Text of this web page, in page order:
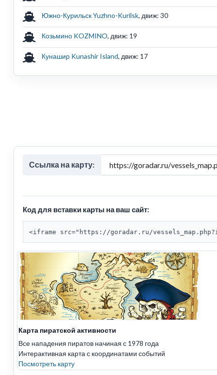
Южно-Курильск Yuzhno-Kurilsk, движ: 30
Козьмино KOZMINO, движ: 19
Кунашир Kunashir Island, движ: 17
Ссылка на карту:
Код для вставки карты на ваш сайт:
<iframe src="https://goradar.ru/
Карта пиратской активности
Все нападения пиратов начиная с 1978 года
Интерактивная карта с координатами событий
Посмотреть карту